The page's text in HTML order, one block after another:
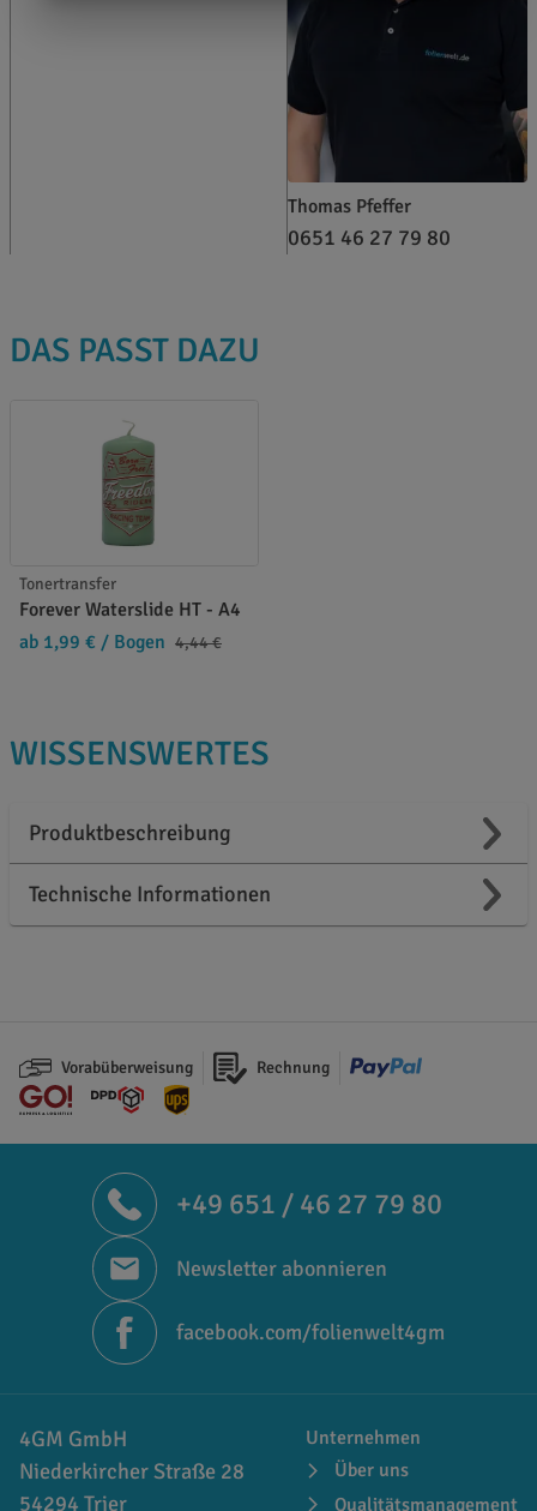
Thomas Pfeffer
0651 46 27 79 80
DAS PASST DAZU
Tonertransfer
Forever Waterslide HT - A4
ab 1,99 € / Bogen 4,44 €
WISSENSWERTES
Produktbeschreibung
Technische Informationen
Vorabüberweisung Rechnung
+49 651 / 46 27 79 80
Newsletter abonnieren
facebook.com/folienwelt4gm
4GM GmbH
Niederkircher Straße 28
54294 Trier
Unternehmen
Über uns
Qualitätsmanagement